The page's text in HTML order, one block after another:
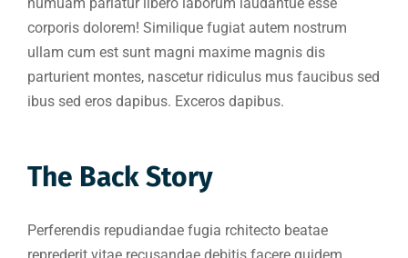
corporis dolorem! Similique fugiat autem nostrum
ullam cum est sunt magni maxime magnis dis
parturient montes, nascetur ridiculus mus faucibus sed
ibus sed eros dapibus. Exceros dapibus.
The Back Story
Perferendis repudiandae fugia rchitecto beatae